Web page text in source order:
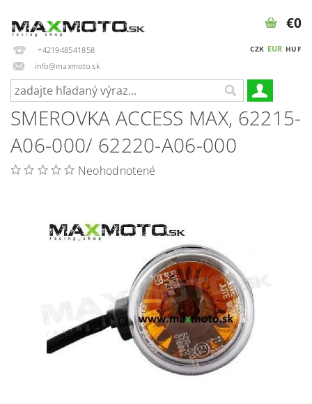
+421948541858
info@maxmoto.sk
CZK EUR HUF
€0
SMEROVKA ACCESS MAX, 62215-
A06-000/ 62220-A06-000
Neohodnotené